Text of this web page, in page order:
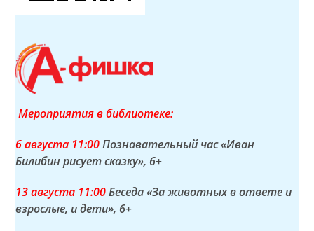
Мероприятия в библиотеке:
6 августа 11:00Познавательный час «Иван
Билибин рисует сказку», 6+
13 августа 11:00Беседа «За животных в ответе и
взрослые, и дети», 6+